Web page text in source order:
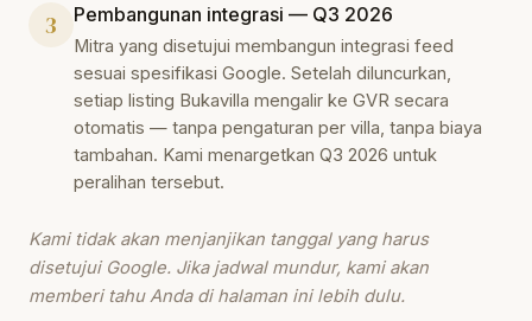
3 Pembangunan integrasi — Q3 2026
Mitra yang disetujui membangun integrasi feed
sesuai spesifikasi Google. Setelah diluncurkan,
setiap listing Bukavilla mengalir ke GVR secara
otomatis — tanpa pengaturan per villa, tanpa biaya
tambahan. Kami menargetkan Q3 2026 untuk
peralihan tersebut.
Kami tidak akan menjanjikan tanggal yang harus
disetujui Google. Jika jadwal mundur, kami akan
memberi tahu Anda di halaman ini lebih dulu.